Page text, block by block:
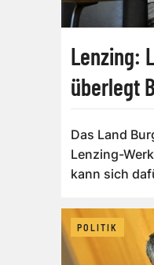
Lenzing:
überlegt
Das Land
Lenzing-
kann sich
POLITIK